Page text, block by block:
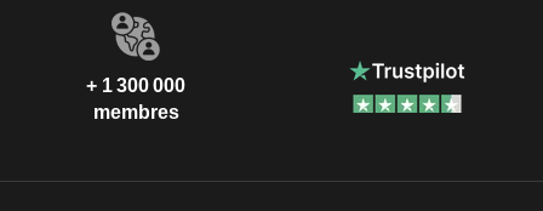
+ 1 300 000
membres